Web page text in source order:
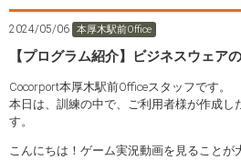
2024/05/06 本厚木駅前Office
【プログラム紹介】ビジネスウェア
Cocorport本厚木駅前Officeスタッフです。
本日は、訓練の中で、ご利用者様が作成し
す。
こんにちは！ゲーム実況動画を見ることが